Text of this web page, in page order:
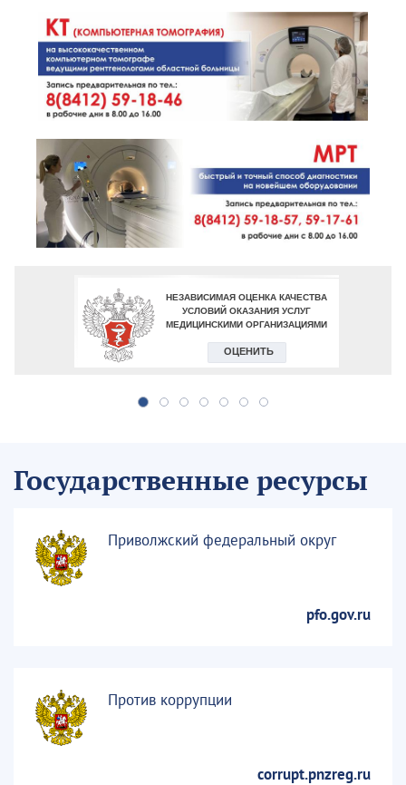
Государственные ресурсы
Приволжский федеральный округ
pfo.gov.ru
Против коррупции
corrupt.pnzreg.ru